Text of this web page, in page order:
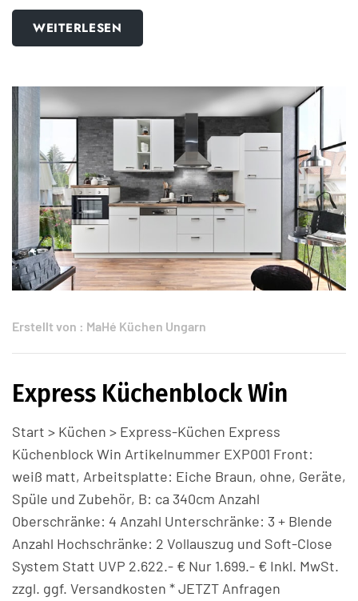
WEITERLESEN
Erstellt von : MaHé Küchen Ungarn
Express Küchenblock Win
Start > Küchen > Express-Küchen Express
Küchenblock Win Artikelnummer EXP001 Front:
weiß matt, Arbeitsplatte: Eiche Braun, ohne, Geräte,
Spüle und Zubehör, B: ca 340cm Anzahl
Oberschränke: 4 Anzahl Unterschränke: 3 + Blende
Anzahl Hochschränke: 2 Vollauszug und Soft-Close
System Statt UVP 2.622.- € Nur 1.699.- € Inkl. MwSt.
zzgl. ggf. Versandkosten * JETZT Anfragen